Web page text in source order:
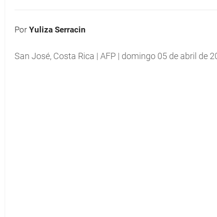
Por Yuliza Serracin
San José, Costa Rica | AFP | domingo 05 de abril de